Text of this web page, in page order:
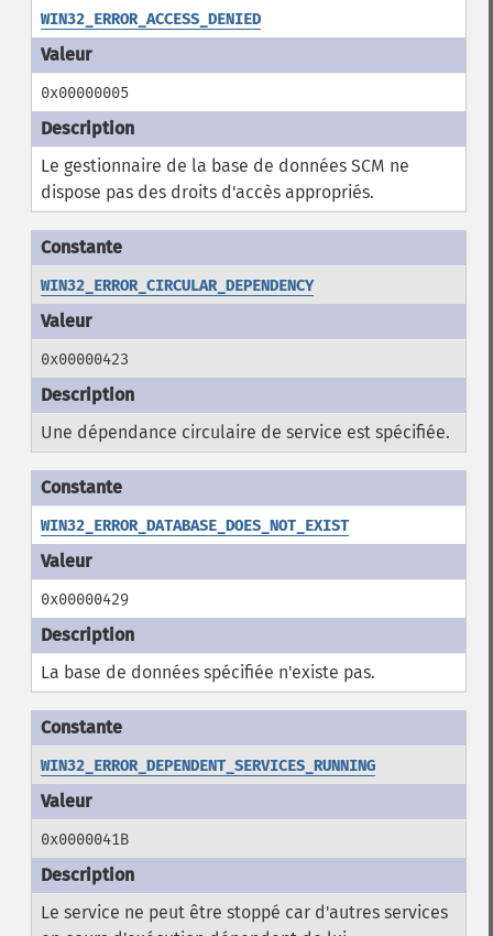
WIN32_ERROR_ACCESS_DENIED
0x00000005
Le gestionnaire de la base de données SCM ne
dispose pas des droits d'accès appropriés.
WIN32_ERROR_CIRCULAR_DEPENDENCY
0x00000423
Une dépendance circulaire de service est spécifiée.
WIN32_ERROR_DATABASE_DOES_NOT_EXIST
0x00000429
La base de données spécifiée n'existe pas.
WIN32_ERROR_DEPENDENT_SERVICES_RUNNING
0x0000041B
Le service ne peut être stoppé car d'autres services